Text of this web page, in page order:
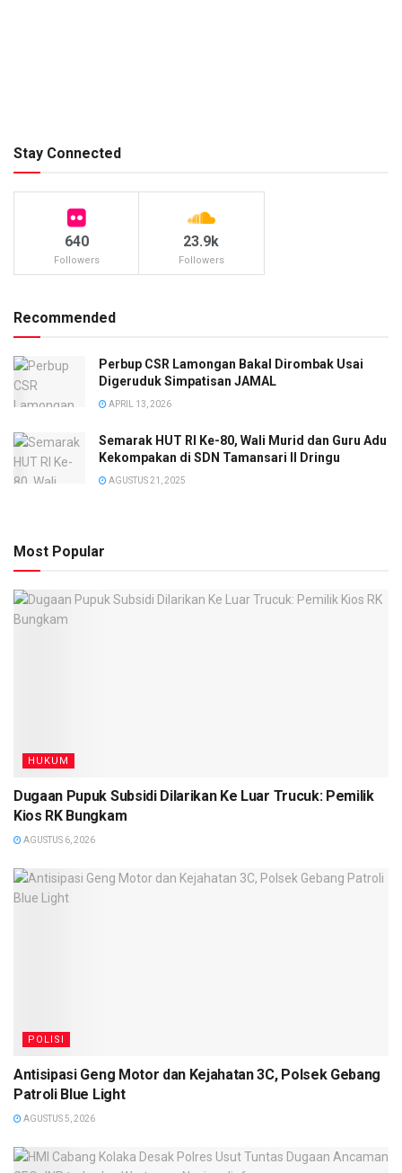
Stay Connected
640
Followers
23.9k
Followers
Recommended
Perbup CSR Lamongan Bakal Dirombak Usai
Digeruduk Simpatisan JAMAL
APRIL 13, 2026
Semarak HUT RI Ke-80, Wali Murid dan Guru Adu
Kekompakan di SDN Tamansari II Dringu
AGUSTUS 21, 2025
Most Popular
HUKUM
‎Dugaan Pupuk Subsidi Dilarikan Ke Luar Trucuk: Pemilik
Kios RK Bungkam
AGUSTUS 6, 2026
POLISI
Antisipasi Geng Motor dan Kejahatan 3C, Polsek Gebang
Patroli Blue Light
AGUSTUS 5, 2026